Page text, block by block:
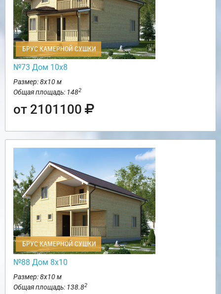
БРУС КАМЕРНОЙ СУШКИ
№73 Дом 10х8
Размер: 8х10 м
Общая площадь: 1482
от 2101100
БРУС КАМЕРНОЙ СУШКИ
№88 Дом 8х10
Размер: 8х10 м
Общая площадь: 138.82